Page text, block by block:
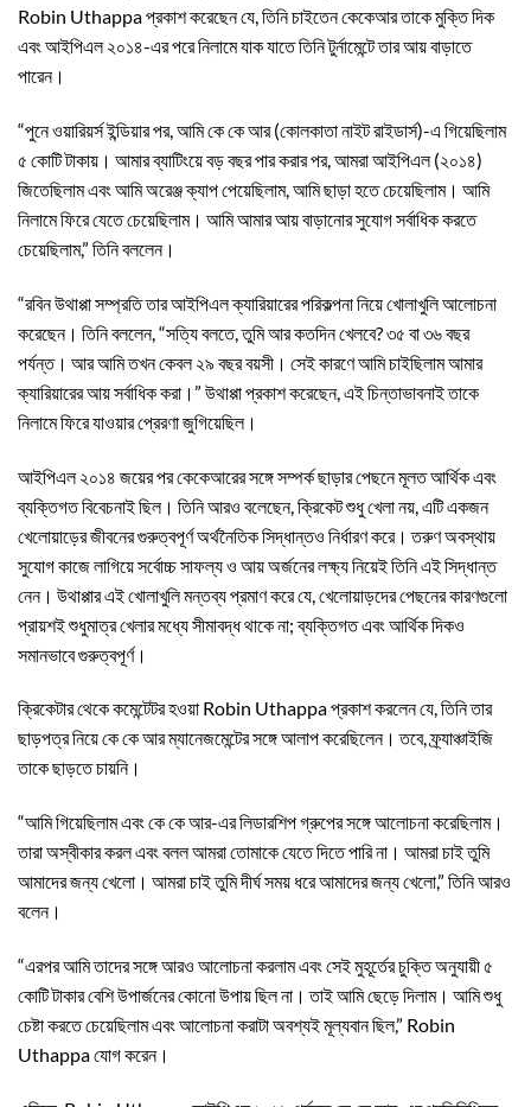
Robin Uthappa প্রকাশ করেছেন যে, তিনি চাইতেন কেকেআর তাকে মুক্তি দিক
এবং আইপিএল ২০১৪-এর পরে নিলামে যাক যাতে তিনি টুর্নামেন্টে তার আয় বাড়াতে
পারেন।
“পুনে ওয়ারিয়র্স ইন্ডিয়ার পর, আমি কে কে আর (কোলকাতা নাইট রাইডার্স)-এ গিয়েছিলাম
৫ কোটি টাকায়। আমার ব্যাটিংয়ে বড় বছর পার করার পর, আমরা আইপিএল (২০১৪)
জিতেছিলাম এবং আমি অরেঞ্জ ক্যাপ পেয়েছিলাম, আমি ছাড়া হতে চেয়েছিলাম। আমি
নিলামে ফিরে যেতে চেয়েছিলাম। আমি আমার আয় বাড়ানোর সুযোগ সর্বাধিক করতে
চেয়েছিলাম,” তিনি বললেন।
“রবিন উথাপ্পা সম্প্রতি তার আইপিএল ক্যারিয়ারের পরিকল্পনা নিয়ে খোলাখুলি আলোচনা
করেছেন। তিনি বললেন, “সত্যি বলতে, তুমি আর কতদিন খেলবে? ৩৫ বা ৩৬ বছর
পর্যন্ত। আর আমি তখন কেবল ২৯ বছর বয়সী। সেই কারণে আমি চাইছিলাম আমার
ক্যারিয়ারের আয় সর্বাধিক করা।” উথাপ্পা প্রকাশ করেছেন, এই চিন্তাভাবনাই তাকে
নিলামে ফিরে যাওয়ার প্রেরণা জুগিয়েছিল।
আইপিএল ২০১৪ জয়ের পর কেকেআরের সঙ্গে সম্পর্ক ছাড়ার পেছনে মূলত আর্থিক এবং
ব্যক্তিগত বিবেচনাই ছিল। তিনি আরও বলেছেন, ক্রিকেট শুধু খেলা নয়, এটি একজন
খেলোয়াড়ের জীবনের গুরুত্বপূর্ণ অর্থনৈতিক সিদ্ধান্তও নির্ধারণ করে। তরুণ অবস্থায়
সুযোগ কাজে লাগিয়ে সর্বোচ্চ সাফল্য ও আয় অর্জনের লক্ষ্য নিয়েই তিনি এই সিদ্ধান্ত
নেন। উথাপ্পার এই খোলাখুলি মন্তব্য প্রমাণ করে যে, খেলোয়াড়দের পেছনের কারণগুলো
প্রায়শই শুধুমাত্র খেলার মধ্যে সীমাবদ্ধ থাকে না; ব্যক্তিগত এবং আর্থিক দিকও
সমানভাবে গুরুত্বপূর্ণ।
ক্রিকেটার থেকে কমেন্টেটর হওয়া Robin Uthappa প্রকাশ করলেন যে, তিনি তার
ছাড়পত্র নিয়ে কে কে আর ম্যানেজমেন্টের সঙ্গে আলাপ করেছিলেন। তবে, ফ্র্যাঞ্চাইজি
তাকে ছাড়তে চায়নি।
“আমি গিয়েছিলাম এবং কে কে আর-এর লিডারশিপ গ্রুপের সঙ্গে আলোচনা করেছিলাম।
তারা অস্বীকার করল এবং বলল আমরা তোমাকে যেতে দিতে পারি না। আমরা চাই তুমি
আমাদের জন্য খেলো। আমরা চাই তুমি দীর্ঘ সময় ধরে আমাদের জন্য খেলো,” তিনি আরও
বলেন।
“এরপর আমি তাদের সঙ্গে আরও আলোচনা করলাম এবং সেই মুহূর্তের চুক্তি অনুযায়ী ৫
কোটি টাকার বেশি উপার্জনের কোনো উপায় ছিল না। তাই আমি ছেড়ে দিলাম। আমি শুধু
চেষ্টা করতে চেয়েছিলাম এবং আলোচনা করাটা অবশ্যই মূল্যবান ছিল,” Robin
Uthappa যোগ করেন।